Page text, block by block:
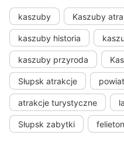
kaszuby Kaszuby
kaszuby historia
kaszuby przyroda
Słupsk atrakcje
atrakcje turystyczne
Słupsk zabytki